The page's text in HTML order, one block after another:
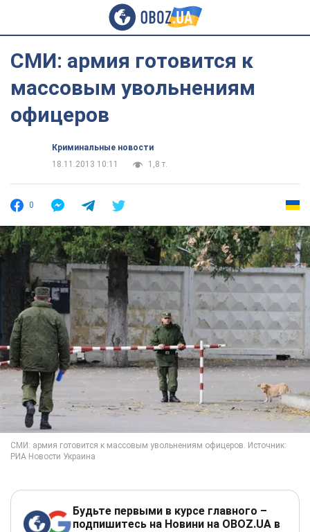
СМИ: армия готовится к
массовым увольнениям
офицеров
Криминальные новости
18.11.2013 10:11
1,8 т.
0
Будьте первыми в курсе главного –
подпишитесь на Новини на OBOZ.UA в